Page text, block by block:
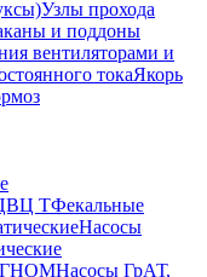
Узлы прохода
и поддоны
вентиляторами и
токаЯкорь
ТФекальные
Насосы
ГНОМНасосы ГрАТ,